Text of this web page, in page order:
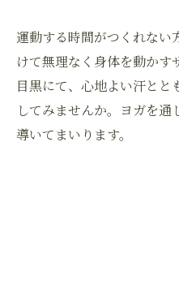
運動する時間がつくれない
けて無理なく身体を動かす
目黒にて、心地よい汗とと
してみませんか。ヨガを通
導いてまいります。